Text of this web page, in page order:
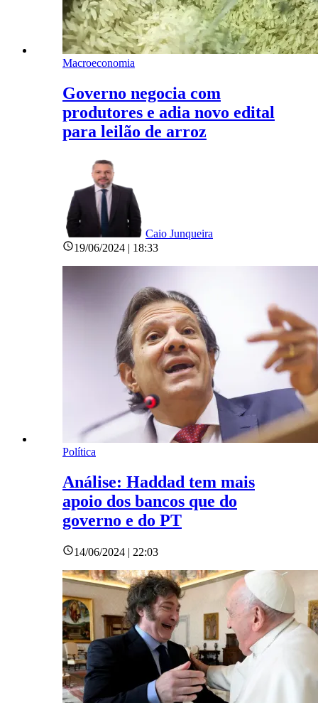
Macroeconomia
Governo negocia com
produtores e adia novo edital
para leilão de arroz
Caio Junqueira
19/06/2024 | 18:33
Política
Análise: Haddad tem mais
apoio dos bancos que do
governo e do PT
14/06/2024 | 22:03